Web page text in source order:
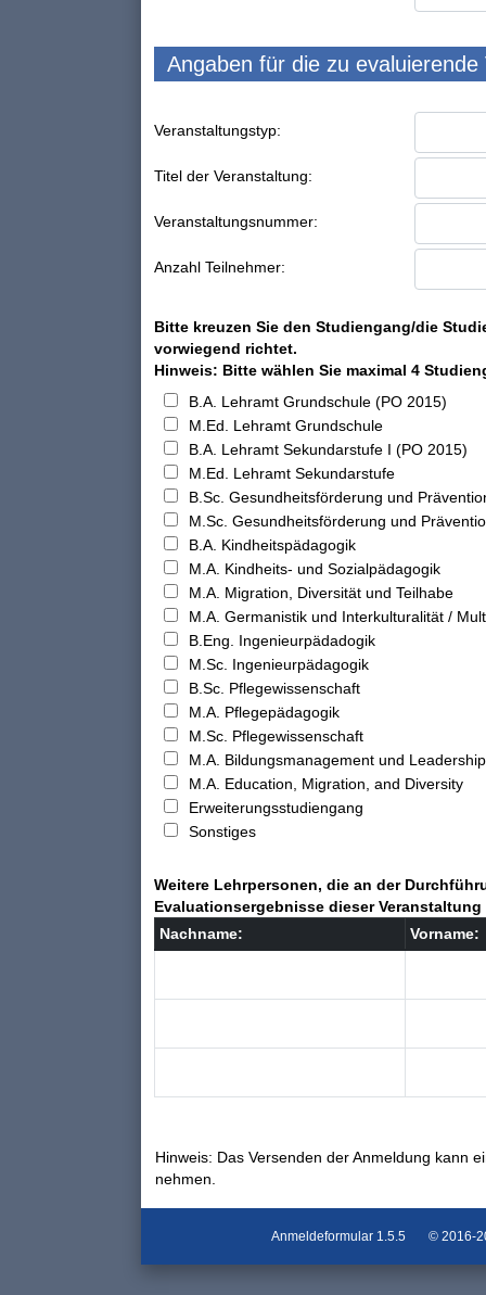
Angaben für die zu evaluierende
Veranstaltungstyp:
Titel der Veranstaltung:
Veranstaltungsnummer:
Anzahl Teilnehmer:
Bitte kreuzen Sie den Studiengang/die
vorwiegend richtet.
Hinweis: Bitte wählen Sie maximal 4
B.A. Lehramt Grundschule (PO 2015)
M.Ed. Lehramt Grundschule
B.A. Lehramt Sekundarstufe I (PO 2015)
M.Ed. Lehramt Sekundarstufe
B.Sc. Gesundheitsförderung und
M.Sc. Gesundheitsförderung und
B.A. Kindheitspädagogik
M.A. Kindheits- und Sozialpädagogik
M.A. Migration, Diversität und Teilhabe
M.A. Germanistik und Interkulturalität /
B.Eng. Ingenieurpädadogik
M.Sc. Ingenieurpädagogik
B.Sc. Pflegewissenschaft
M.A. Pflegepädagogik
M.Sc. Pflegewissenschaft
M.A. Bildungsmanagement und
M.A. Education, Migration, and Diversity
Erweiterungsstudiengang
Sonstiges
Weitere Lehrpersonen, die an der
Evaluationsergebnisse dieser
Nachname:
Vorname:
Hinweis: Das Versenden der Anmeldung kann
nehmen.
Anmeldeformular 1.5.5 © 2016-